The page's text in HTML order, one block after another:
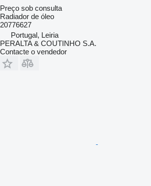
Preço sob consulta
Radiador de óleo
20776627
Portugal, Leiria
PERALTA & COUTINHO S.A.
Contacte o vendedor